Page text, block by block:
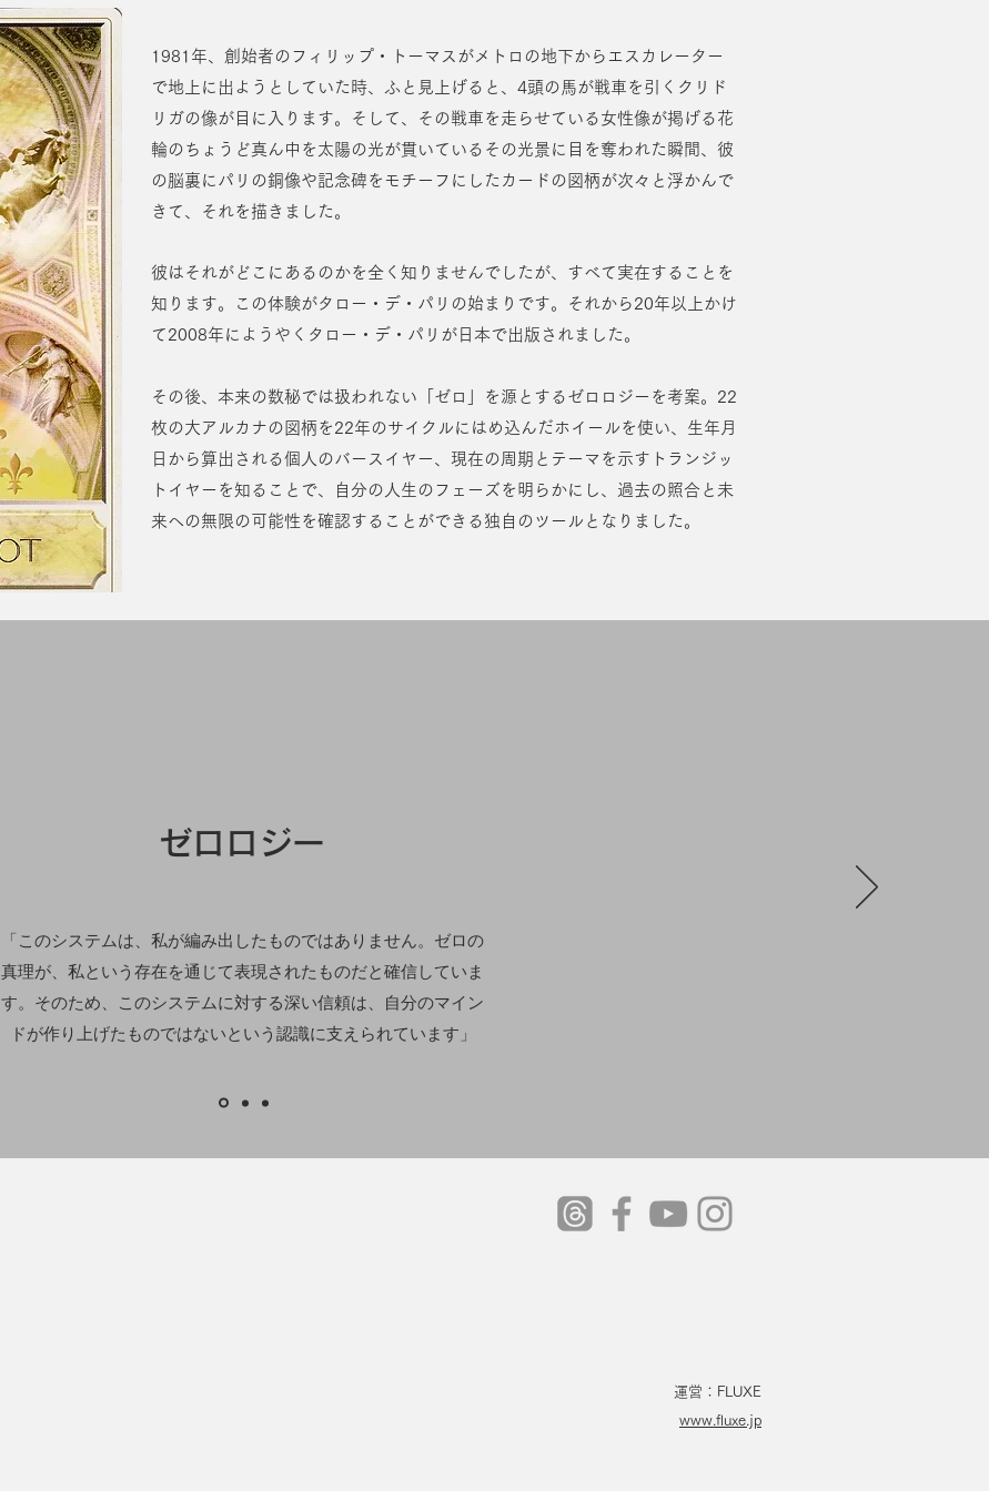
1981年、創始者のフィリップ・トーマスがメトロの地下からエスカレーター
で地上に出ようとしていた時、ふと見上げると、4頭の馬が戦車を引くクリド
リガの像が目に入ります。そして、その戦車を走らせている女性像が掲げる花
輪のちょうど真ん中を太陽の光が貫いているその光景に目を奪われた瞬間、彼
の脳裏にパリの銅像や記念碑をモチーフにしたカードの図柄が次々と浮かんで
きて、それを描きました。
彼はそれがどこにあるのかを全く知りませんでしたが、すべて実在することを
知ります。この体験がタロー・デ・パリの始まりです。それから20年以上かけ
て2008年にようやくタロー・デ・パリが日本で出版されました。
その後、本来の数秘では扱われない「ゼロ」を源とするゼロロジーを考案。22
枚の大アルカナの図柄を22年のサイクルにはめ込んだホイールを使い、生年月
日から算出される個人のバースイヤー、現在の周期とテーマを示すトランジッ
トイヤーを知ることで、自分の人生のフェーズを明らかにし、過去の照合と未
来への無限の可能性を確認することができる独自のツールとなりました。​
ゼロロジー
​「このシステムは、私が編み出したものではありません。ゼロの
真理が、私という存在を通じて表現されたものだと確信していま
す。そのため、このシステムに対する深い信頼は、自分のマイン
ドが作り上げたものではないという認識に支えられています」
運営：FLUXE
www.fluxe.jp